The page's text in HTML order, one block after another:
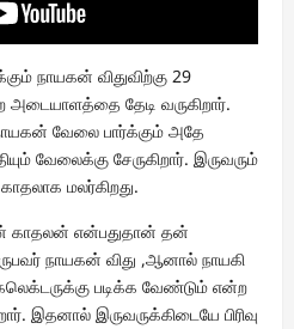
நாயகன் விதுவிற்கு 29
அடையாளத்தை தேடி வருகிறார்.
வேலை பார்க்கும் அதே
வேலைக்கு சேருகிறார். இருவரும்
மலர்கிறது.
காதலன் என்பதுதான் தன்
நாயகன் விது ,ஆனால் நாயகி
கலெக்டருக்கு படிக்க வேண்டும் என்ற
இதனால் இருவருக்கிடையே பிரிவு